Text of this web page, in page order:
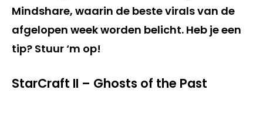
Mindshare, waarin de beste virals van de
afgelopen week worden belicht. Heb je een
tip? Stuur ‘m op!
StarCraft II – Ghosts of the Past